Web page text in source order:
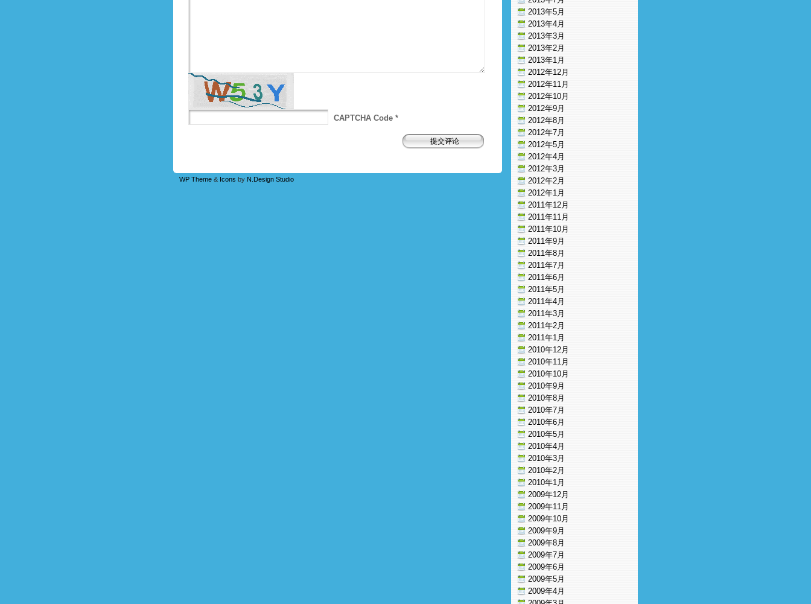
CAPTCHA Code *
WP Theme & Icons by N.Design Studio
2013年5月
2013年4月
2013年3月
2013年2月
2013年1月
2012年12月
2012年11月
2012年10月
2012年9月
2012年8月
2012年7月
2012年5月
2012年4月
2012年3月
2012年2月
2012年1月
2011年12月
2011年11月
2011年10月
2011年9月
2011年8月
2011年7月
2011年6月
2011年5月
2011年4月
2011年3月
2011年2月
2011年1月
2010年12月
2010年11月
2010年10月
2010年9月
2010年8月
2010年7月
2010年6月
2010年5月
2010年4月
2010年3月
2010年2月
2010年1月
2009年12月
2009年11月
2009年10月
2009年9月
2009年8月
2009年7月
2009年6月
2009年5月
2009年4月